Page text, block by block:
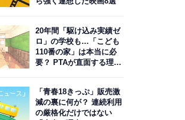
20年間「駆け込み実績ゼ
ロ」の学校も…「こども
110番の家」は本当に必
要？ PTAが直面する理想
「青春18きっぷ」販売激
減の裏に何が？ 連続利用
の厳格化だけではない